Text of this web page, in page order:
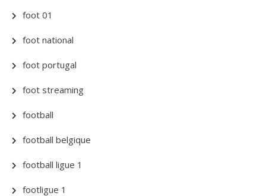
foot 01
foot national
foot portugal
foot streaming
football
football belgique
football ligue 1
footligue 1